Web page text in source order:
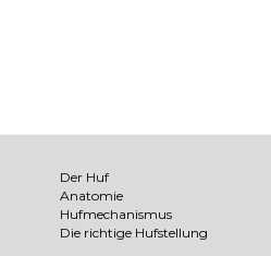
Der Huf
Anatomie
Hufmechanismus
Die richtige Hufstellung